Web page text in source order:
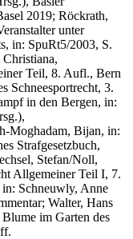
2019; Röckrath,
unter
in: SpuRt5/2003, S.
Teil, 8. Aufl., Bern
Schneesportrecht, 3.
in den Bergen, in:
Moghadam, Bijan, in:
Strafgesetzbuch,
Stefan/Noll,
Allgemeiner Teil I, 7.
in: Schneuwly, Anne
Walter, Hans
im Garten des